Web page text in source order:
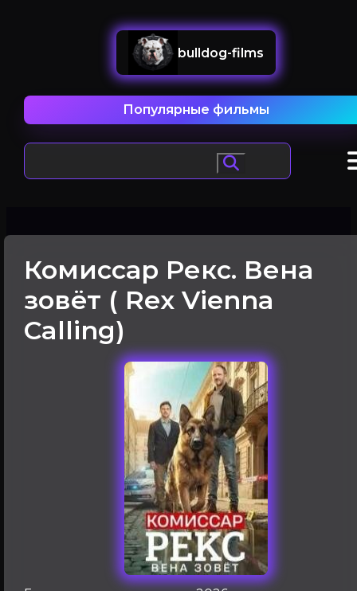
bulldog-films
Популярные фильмы
Комиссар Рекс. Вена
зовёт ( Rex Vienna
Calling)